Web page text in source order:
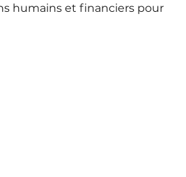
humains et financiers pour